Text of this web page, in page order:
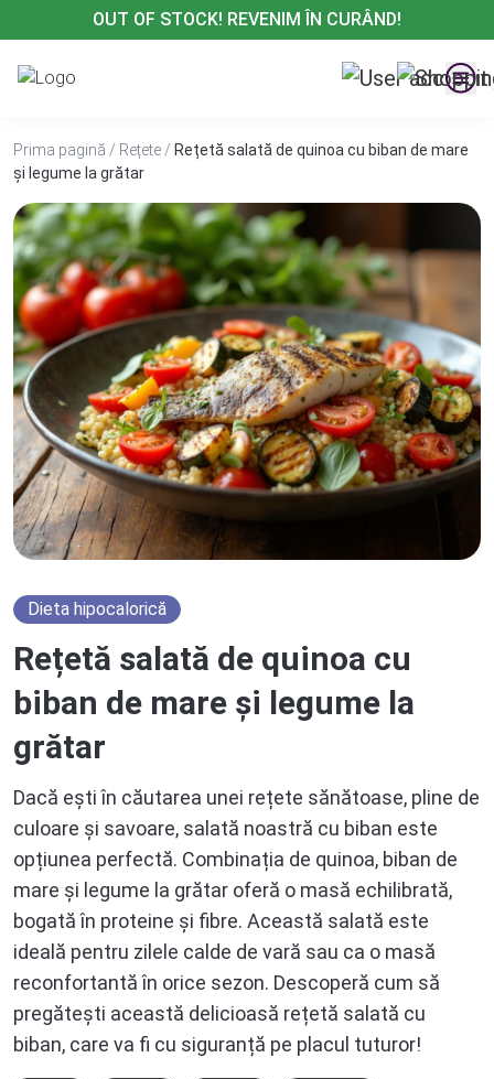
la
conținut
OUT OF STOCK! REVENIM ÎN CURÂND!
Prima pagină / Rețete / Rețetă salată de quinoa cu biban de mare
și legume la grătar
Dieta hipocalorică
Rețetă salată de quinoa cu
biban de mare și legume la
grătar
Dacă ești în căutarea unei rețete sănătoase, pline de
culoare și savoare, salată noastră cu biban este
opțiunea perfectă. Combinația de quinoa, biban de
mare și legume la grătar oferă o masă echilibrată,
bogată în proteine și fibre. Această salată este
ideală pentru zilele calde de vară sau ca o masă
reconfortantă în orice sezon. Descoperă cum să
pregătești această delicioasă rețetă salată cu
biban, care va fi cu siguranță pe placul tuturor!